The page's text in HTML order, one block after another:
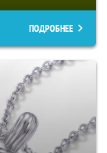
ПОДРОБНЕЕ